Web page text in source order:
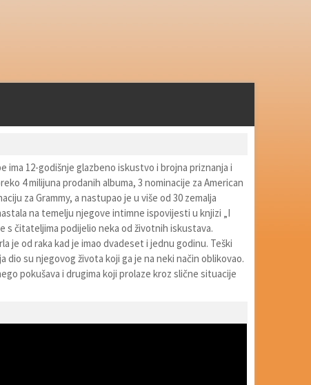
ima 12-godišnje glazbeno iskustvo i brojna priznanja i
4 milijuna prodanih albuma, 3 nominacije za American
za Grammy, a nastupao je u više od 30 zemalja
na temelju njegove intimne ispovijesti u knjizi „I
s čitateljima podijelio neka od životnih iskustava.
je od raka kad je imao dvadeset i jednu godinu. Teški
dio su njegovog života koji ga je na neki način oblikovao.
pokušava i drugima koji prolaze kroz slične situacije